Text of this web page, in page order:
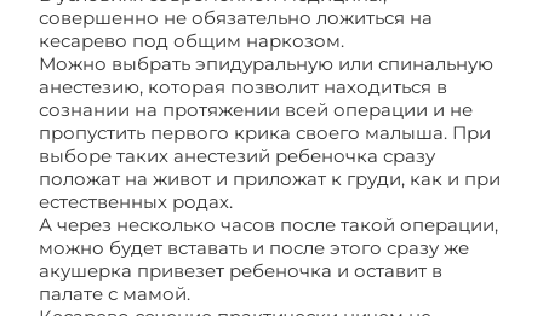
совершенно не обязательно ложиться на
кесарево под общим наркозом.
Можно выбрать эпидуральную или спинальную
анестезию, которая позволит находиться в
сознании на протяжении всей операции и не
пропустить первого крика своего малыша. При
выборе таких анестезий ребеночка сразу
положат на живот и приложат к груди, как и при
естественных родах.
А через несколько часов после такой операции,
можно будет вставать и после этого сразу же
акушерка привезет ребеночка и оставит в
палате с мамой.